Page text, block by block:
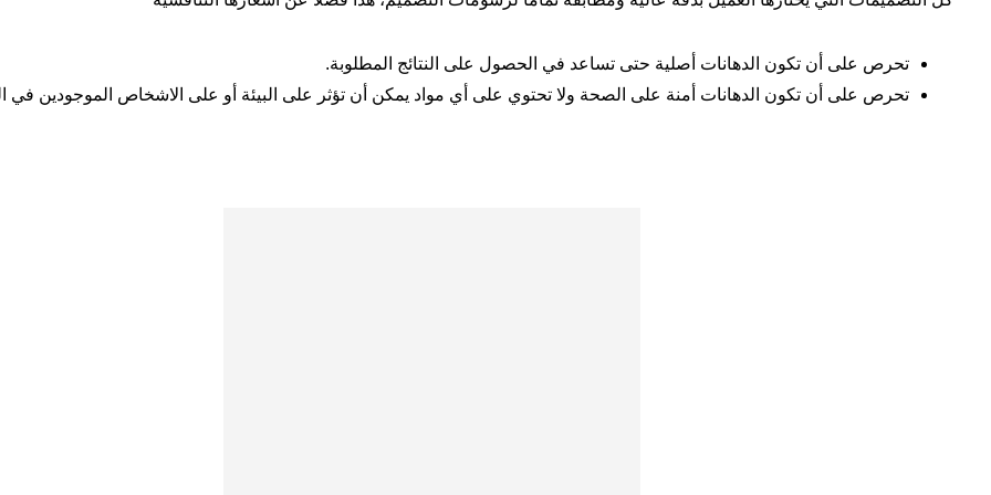
تحرص على أن تكون الدهانات أصلية حتى تساعد في الحصول على النتائج المطلوبة.
تحرص على أن تكون الدهانات أمنة على الصحة ولا تحتوي على أي مواد يمكن أن تؤثر على البيئة أو على الاشخاص الموجودين في